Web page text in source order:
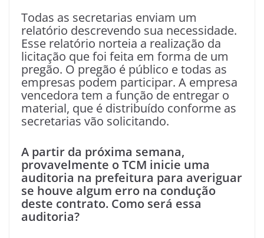
Todas as secretarias enviam um
relatório descrevendo sua necessidade.
Esse relatório norteia a realização da
licitação que foi feita em forma de um
pregão. O pregão é público e todas as
empresas podem participar. A empresa
vencedora tem a função de entregar o
material, que é distribuído conforme as
secretarias vão solicitando.
A partir da próxima semana,
provavelmente o TCM inicie uma
auditoria na prefeitura para averiguar
se houve algum erro na condução
deste contrato. Como será essa
auditoria?